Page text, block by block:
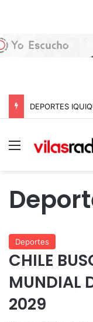
Menú
Deportes
CHILE
MUNDIAL
2029